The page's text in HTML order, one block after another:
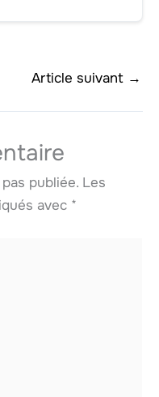
Article suivant →
publiée. Les
avec *